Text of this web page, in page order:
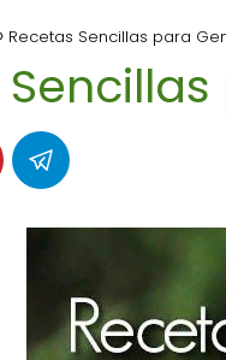
Recetas Sencillas para